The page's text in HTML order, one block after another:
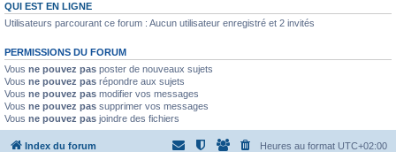
QUI EST EN LIGNE
Utilisateurs parcourant ce forum : Aucun utilisateur enregistré et 2 invités
PERMISSIONS DU FORUM
Vous ne pouvez pas poster de nouveaux sujets
Vous ne pouvez pas répondre aux sujets
Vous ne pouvez pas modifier vos messages
Vous ne pouvez pas supprimer vos messages
Vous ne pouvez pas joindre des fichiers
Index du forum Heures au format UTC+02:00